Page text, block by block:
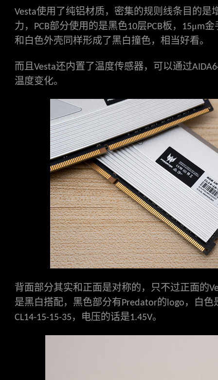
Vesta使用了纯铝材质，密集的规则线条目的是
力， PCB部分使用的是黑色10层PCB板， 15μm金
和白色外壳同样形成了黑白撞色，相当好看。
而且 Vesta还内置了温度传感器，可以通过
温度变化。
背面部分其实和正面是对称的，只不过正面的
是黑白搭配，黑色部分有Predator的logo ，白色
CL14-15-15-35 ，电压的话是1.45V。